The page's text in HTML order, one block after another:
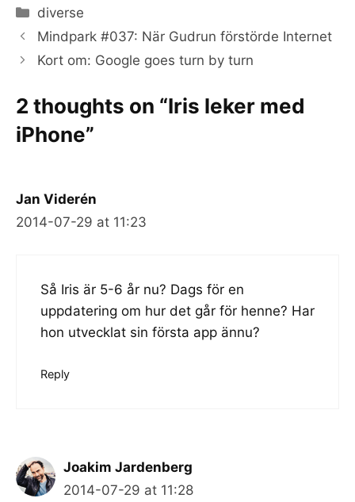
Categories
diverse
Mindpark #037: När Gudrun förstörde Internet
Kort om: Google goes turn by turn
2 thoughts on “Iris leker med
iPhone”
Jan Viderén
2014-07-29 at 11:23
Så Iris är 5-6 år nu? Dags för en
uppdatering om hur det går för henne? Har
hon utvecklat sin första app ännu?
Reply
Joakim Jardenberg
2014-07-29 at 11:28